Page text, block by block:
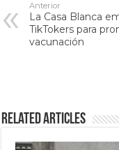
Anterior
La Casa Blanca
TikTokers para
vacunación
Related Articles